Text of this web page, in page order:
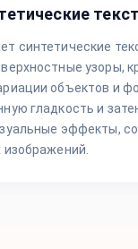
синтетические
узоры,
объектов и
гладкость и
эффекты,